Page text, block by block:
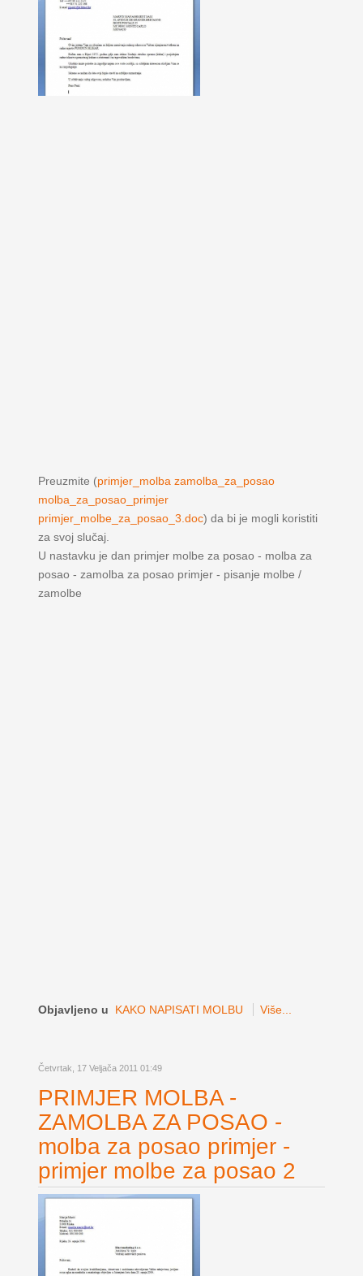
Preuzmite (primjer_molba zamolba_za_posao
molba_za_posao_primjer
primjer_molbe_za_posao_3.doc) da bi je mogli koristiti
za svoj slučaj.
U nastavku je dan primjer molbe za posao - molba za
posao - zamolba za posao primjer - pisanje molbe /
zamolbe
Objavljeno u KAKO NAPISATI MOLBU Više...
Četvrtak, 17 Veljača 2011 01:49
PRIMJER MOLBA -
ZAMOLBA ZA POSAO -
molba za posao primjer -
primjer molbe za posao 2